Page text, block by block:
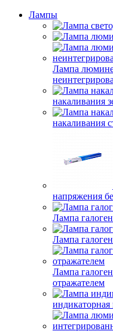
Лампы
Лампа
накаливания
накаливания
напряжения
Лампа
Лампа
Лампа
отражателем
индикаторная